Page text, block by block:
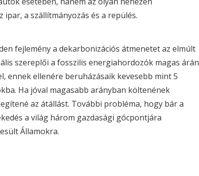
a szállítmányozás és a repülés.
fejlemény a dekarbonizációs átmenetet az elmúlt
szereplői a fosszilis energiahordozók magas
ennek ellenére beruházásaik kevesebb mint 5
Ha jóval magasabb arányban költenének
az átállást. További probléma, hogy bár a
a világ három gazdasági gócpontjára
Államokra.